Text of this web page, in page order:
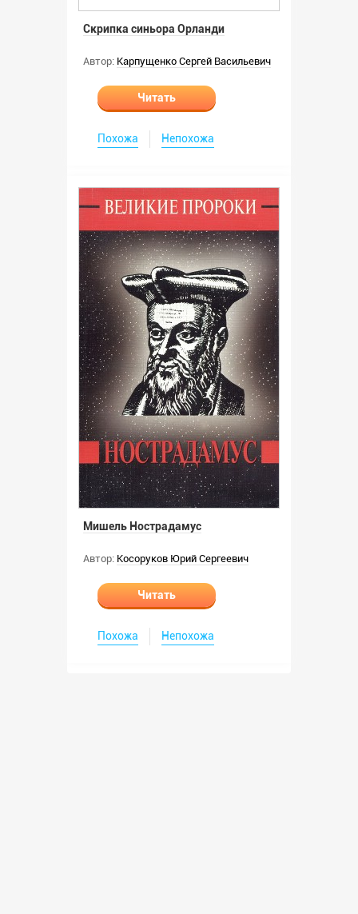
Скрипка синьора Орланди
Автор: Карпущенко Сергей Васильевич
Читать
Похожа Непохожа
Мишель Нострадамус
Автор: Косоруков Юрий Сергеевич
Читать
Похожа Непохожа